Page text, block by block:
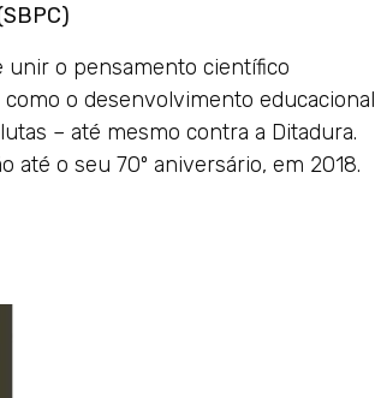
unir o pensamento científico
o desenvolvimento educacional
– até mesmo contra a Ditadura.
até o seu 70º aniversário, em 2018.